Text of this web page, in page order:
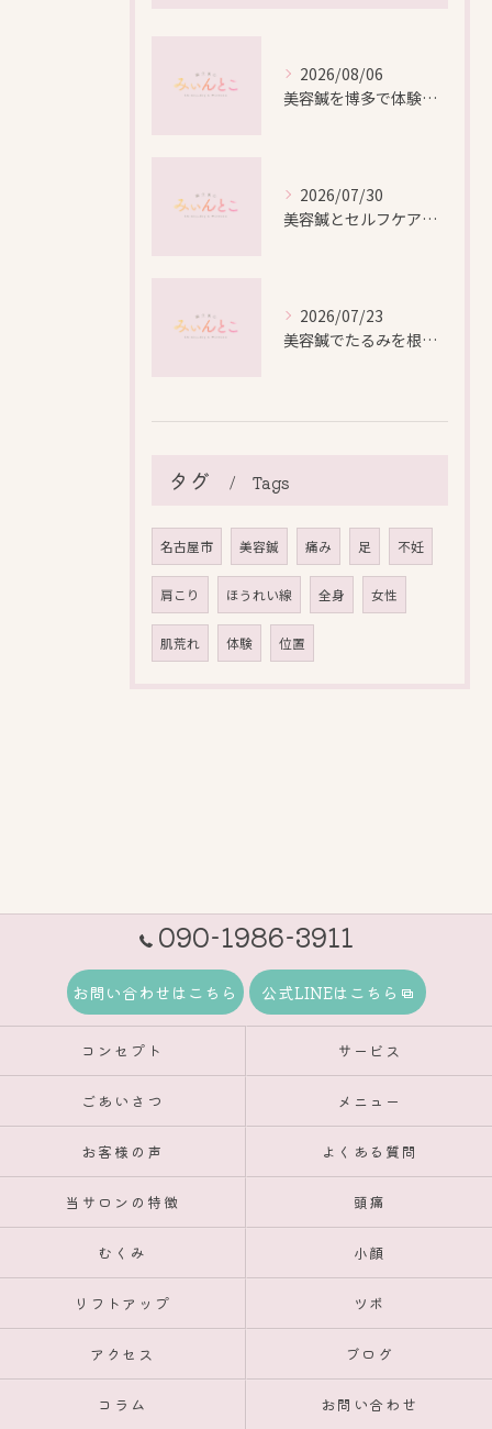
2026/08/06
美容鍼を博多で体験する際の効果や安全性と料金比較徹底ガイド
2026/07/30
美容鍼とセルフケアで叶える愛知県名古屋市北区米が瀬町の新しい美しさ
2026/07/23
美容鍼でたるみを根本から改善し自然なリフトアップを叶える方法
タグ Tags
名古屋市 美容鍼 痛み 足 不妊
肩こり ほうれい線 全身 女性
肌荒れ 体験 位置
090-1986-3911
お問い合わせはこちら 公式LINEはこちら
コンセプト サービス
ごあいさつ メニュー
お客様の声 よくある質問
当サロンの特徴 頭痛
むくみ 小顔
リフトアップ ツボ
アクセス ブログ
コラム お問い合わせ